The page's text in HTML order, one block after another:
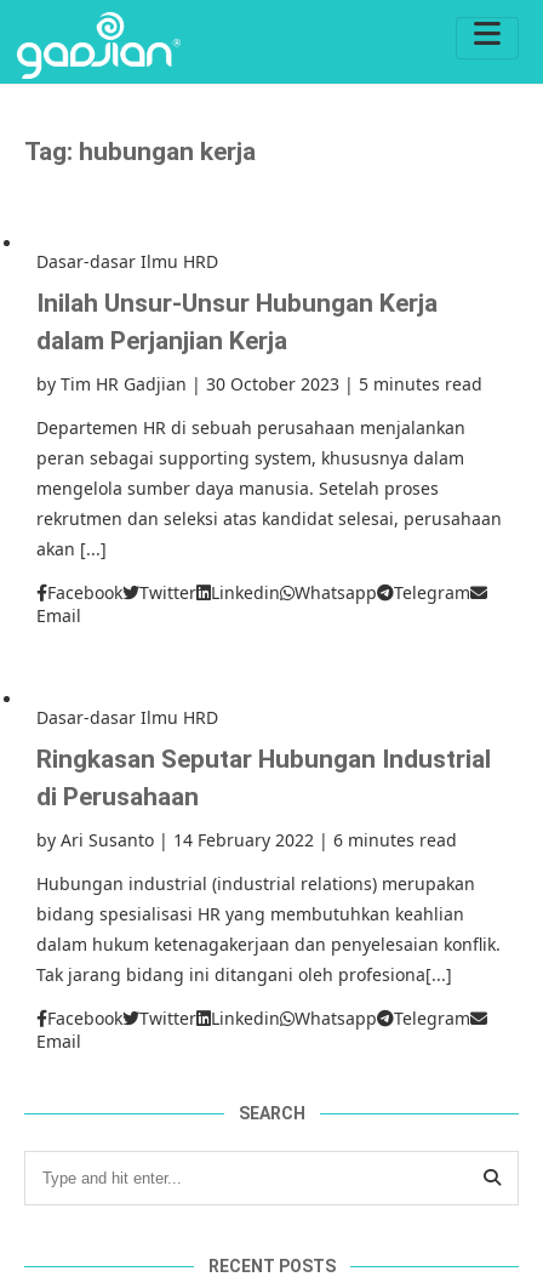
Tag: hubungan kerja
Dasar-dasar Ilmu HRD
Inilah Unsur-Unsur Hubungan Kerja
dalam Perjanjian Kerja
by Tim HR Gadjian | 30 October 2023 | 5 minutes read
Departemen HR di sebuah perusahaan menjalankan
peran sebagai supporting system, khususnya dalam
mengelola sumber daya manusia. Setelah proses
rekrutmen dan seleksi atas kandidat selesai, perusahaan
akan [...]
Facebook
Twitter Linkedin Whatsapp
Telegram
Email
Dasar-dasar Ilmu HRD
Ringkasan Seputar Hubungan Industrial
di Perusahaan
by Ari Susanto | 14 February 2022 | 6 minutes read
Hubungan industrial (industrial relations) merupakan
bidang spesialisasi HR yang membutuhkan keahlian
dalam hukum ketenagakerjaan dan penyelesaian konflik.
Tak jarang bidang ini ditangani oleh profesiona[...]
Facebook
Twitter Linkedin Whatsapp
Telegram
Email
SEARCH
RECENT POSTS